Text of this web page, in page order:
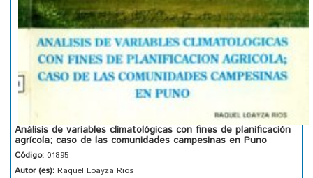
Análisis de variables climatológicas con fines de planificación
agrícola; caso de las comunidades campesinas en Puno
Código: 01895
Autor (es): Raquel Loayza Rios